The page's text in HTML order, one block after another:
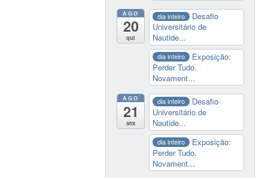
AGO
20
qui
dia inteiro
Desafio
Universitário de
Nautide...
dia inteiro
Exposição:
Perder Tudo.
Novament...
AGO
21
sex
dia inteiro
Desafio
Universitário de
Nautide...
dia inteiro
Exposição:
Perder Tudo.
Novament...